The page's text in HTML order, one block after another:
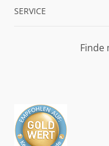
SERVICE
Finde